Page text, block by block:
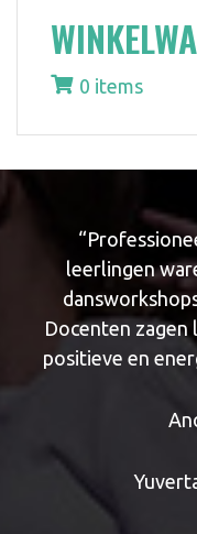
0 items
leerlingen
Docenten
positieve en